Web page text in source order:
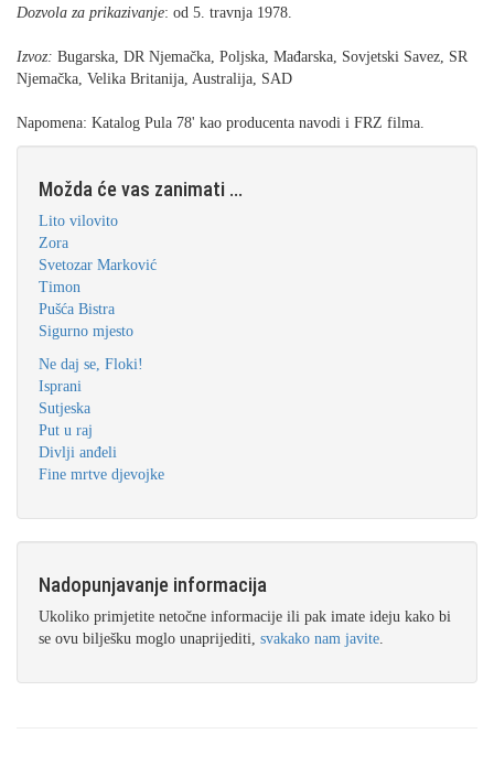
Dozvola za prikazivanje: od 5. travnja 1978.
Izvoz: Bugarska, DR Njemačka, Poljska, Mađarska, Sovjetski Savez, SR
Njemačka, Velika Britanija, Australija, SAD
Napomena: Katalog Pula 78' kao producenta navodi i FRZ filma.
Možda će vas zanimati ...
Lito vilovito
Zora
Svetozar Marković
Timon
Pušća Bistra
Sigurno mjesto
Ne daj se, Floki!
Isprani
Sutjeska
Put u raj
Divlji anđeli
Fine mrtve djevojke
Nadopunjavanje informacija
Ukoliko primjetite netočne informacije ili pak imate ideju kako bi
se ovu bilješku moglo unaprijediti, svakako nam javite.